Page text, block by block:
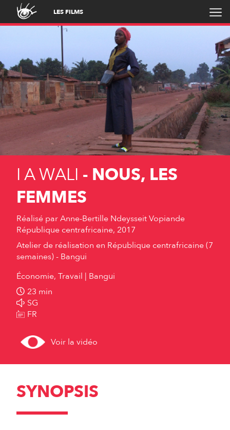
LES FILMS
I A WALI - NOUS, LES
FEMMES
Réalisé parAnne-Bertille Ndeysseit Vopiande
République centrafricaine, 2017
Atelier de réalisation en République centrafricaine (7
semaines) - Bangui
Économie, Travail
Bangui
23 min
SG
FR
Voir la vidéo
SYNOPSIS